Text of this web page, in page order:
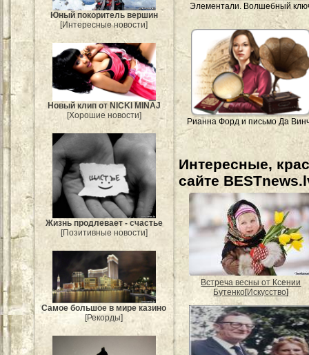
Юный покоритель вершин
[Интересные новости]
Новый клип от NICKI MINAJ
[Хорошие новости]
Жизнь продлевает - счастье
[Позитивные новости]
Самое большое в мире казино
[Рекорды]
Элементали. Волшебный
Рианна Форд и письмо Да
Интересные,
сайте
Встреча весны от Ксении
Бутенко[Искусство]